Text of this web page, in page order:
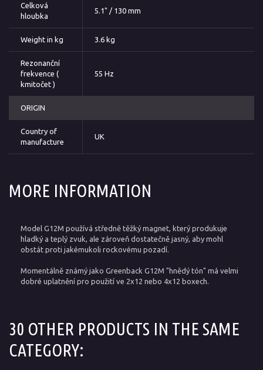
Celková
hloubka
5.1" / 130 mm
Weight in kg 3.6 kg
Rezonanční
frekvence (
kmitočet )
55 Hz
ORIGIN
Country of
manufacture
UK
MORE INFORMATION
Model G12M používá středně těžký magnet, který produkuje
hladký a teplý zvuk, ale zároveň dostatečně jasný, aby mohl
obstát proti jakémukoli rockovému pozadí.
Momentálně známý jako Greenback G12M "hnědý tón" má velmi
dobré uplatnění pro použití ve 2x12 nebo 4x12 boxech.
30 OTHER PRODUCTS IN THE SAME
CATEGORY: